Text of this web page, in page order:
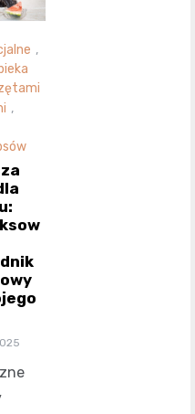
,
,